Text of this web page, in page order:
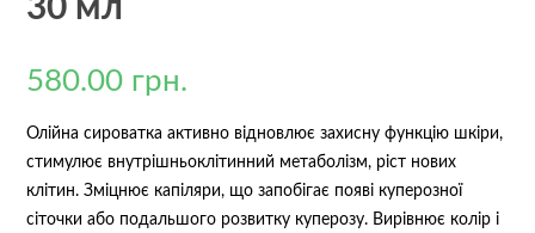
30 мл
580.00 грн.
Олійна сироватка активно відновлює захисну функцію шкіри,
стимулює внутрішньоклітинний метаболізм, ріст нових
клітин. Зміцнює капіляри, що запобігає появі куперозної
сіточки або подальшого розвитку куперозу. Вирівнює колір і